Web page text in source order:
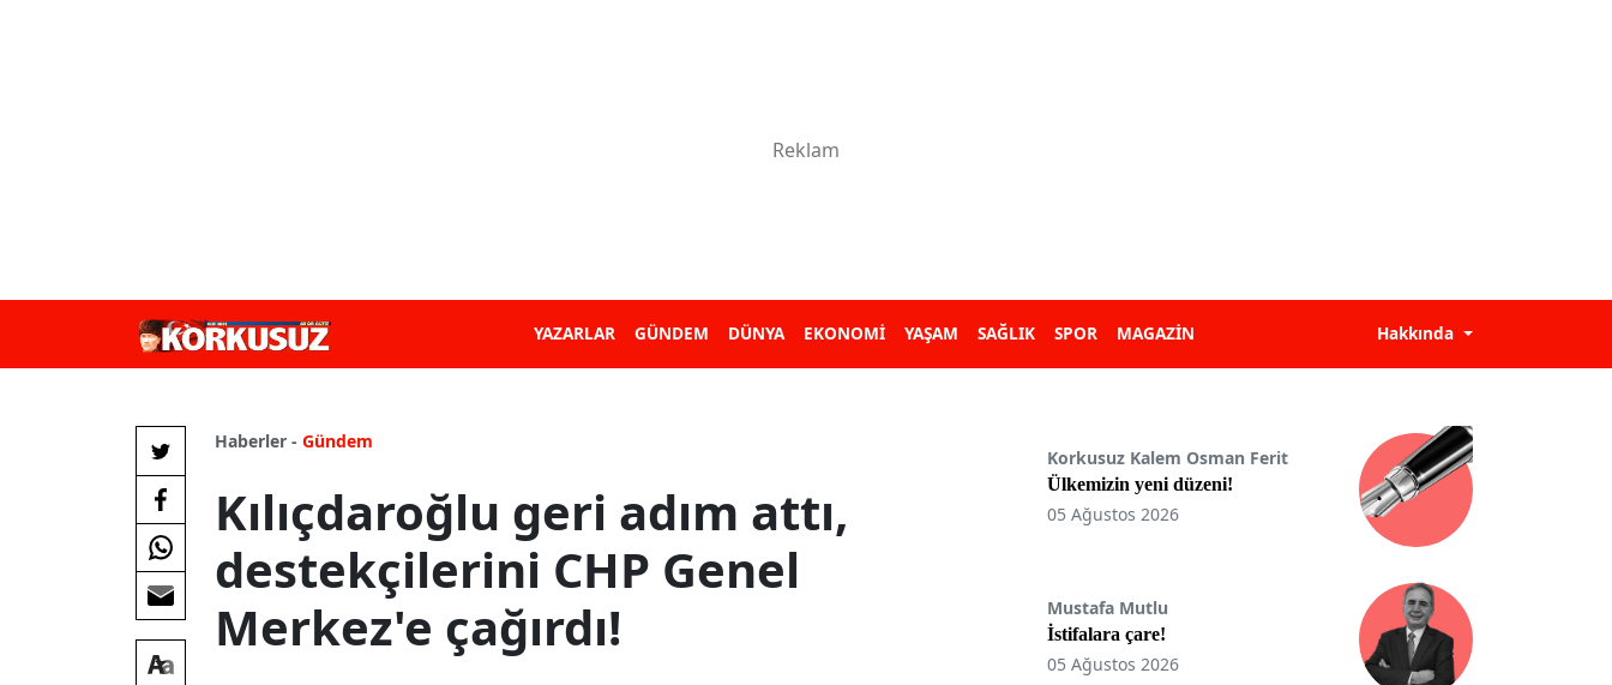
YAZARLAR GÜNDEM DÜNYA EKONOMİ YAŞAM SAĞLIK SPOR MAGAZİN Hakkında
Haberler - Gündem
Kılıçdaroğlu geri adım attı,
destekçilerini CHP Genel
Merkez'e çağırdı!
Korkusuz Kalem Osman Ferit
Ülkemizin yeni düzeni!
05 Ağustos 2026
Mustafa Mutlu
İstifalara çare!
05 Ağustos 2026